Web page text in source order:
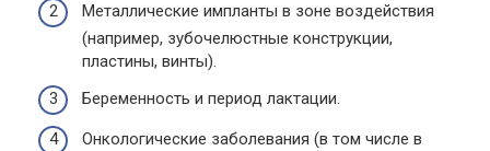
Металлические импланты в зоне воздействия
(например, зубочелюстные конструкции,
пластины, винты).
Беременность и период лактации.
Онкологические заболевания (в том числе в